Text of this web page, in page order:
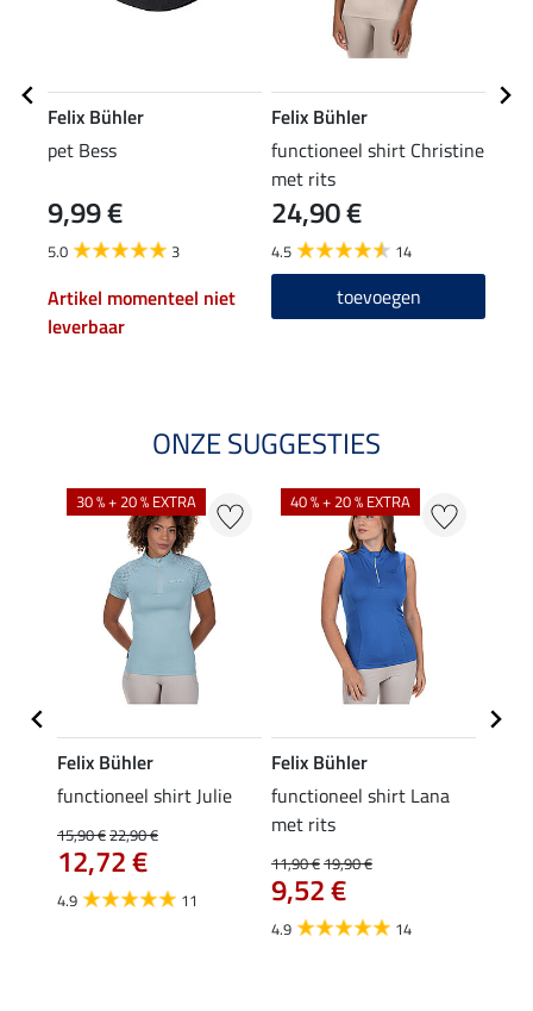
Felix Bühler
pet Bess
9,99 €
5.0 3
Artikel momenteel niet
leverbaar
Felix Bühler
functioneel shirt Christine
met rits
24,90 €
4.5 14
toevoegen
ONZE SUGGESTIES
30 % + 20 % EXTRA
Felix Bühler
functioneel shirt Julie
15,90 €22,90 €
12,72 €
4.9 11
40 % + 20 % EXTRA
Felix Bühler
functioneel shirt Lana
met rits
11,90 €19,90 €
9,52 €
4.9 14